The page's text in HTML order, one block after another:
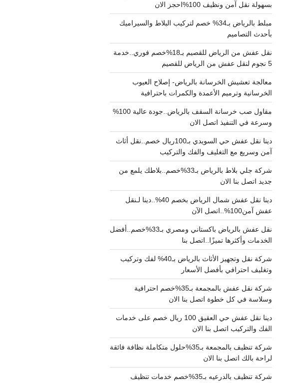
بسهولة نقل آمن ونظيف 100%احجز الان
مبلط بالرياض بـ34% خصم لتركيب البلاط والسيراميك
بأحدث التصاميم
نقل عفش من الرياض للقصيم بـ18%خصم فوري..خدمة
5 نجوم لنقل عفش من الرياض للقصيم
معالجة تعشيش الخرسانة بالرياض- إصلاح العيوب
الخرسانية وترميم الأعمدة والكمرات باحترافية
مقاول صب خرسانة السقف بالرياض..جودة عالية 100%
وسرعة في التنفيذ اتصل الان
دينا نقل عفش حي السويدي بـ100ريال خصم..نقل أثاث
آمن وسريع مع التغليف والفك والتركيب
شركة جلي بلاط بالرياض بـ33%خصم..بلاطك يلمع من
جديد اتصل بنا الان
دينا نقل عفش شمال الرياض بخصم 40%..دينا لـنقل
عفش آمن100%..اتصل الآن
نقل عفش بالرياض باكستاني ومصري بـ33%خصم..أفضل
الخدمات وأكثرها تميزًا..اتصل بنا
شركة نقل وتجهيز الأثاث بالرياض بـ40% لفك وتركيب
وتغليف احترافي بأفضل الأسعار
شركة نقل عفش بالمجمعة بـ35%خصم احترافية
وسلاسة في كل خطوة اتصل بنا الان
دينا نقل عفش حي العقيق 100 ريال خصم على خدمات
الفك والتركيب اتصل بنا الان
شركة تنظيف بالمجمعة بـ35%حلول متكاملة نظافة فائقة
لراحة بالك اتصل بنا الان
شركة تنظيف بالدرعيه بـ35%خصم خدمات تنظيف